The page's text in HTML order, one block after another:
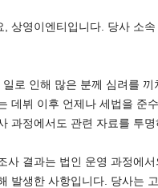
, 상영이엔티입니다. 당사 소
일로 인해 많은 분께 심려를
데뷔 이후 언제나 세법을 준
과정에서도 관련 자료를 투
사 결과는 법인 운영 과정에
발생한 사항입니다. 당사는